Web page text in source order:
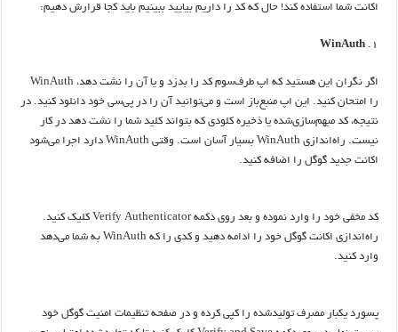
اکانت شما استفاده کند! حال که کد را داریم بیایید ببینیم باید کجا قرارش دهیم:
WinAuth
اگر نگران این هستید که اپ طرف‌سوم کد را بدزد و یا آن را نشت دهد، WinAuth
را امتحان کنید. این اپ منبع‌باز است و می‌توانید آن را در پی‌سی خود دانلود کنید. در
نتیجه، کد مبهم‌سازی‌شده‌ یا ذخیره کلودی که بتواند کلید شما را نشت دهد در کار
نیست. راه‌اندازی WinAuth بسیار آسان است. وقتی WinAuth دارد اجرا می‌شود
اکانت جدید گوگل را اضافه کنید.
کد مخفی خود را وارد نموده و بعد روی دکمه Verify Authenticator کلیک کنید.
راه‌اندازی اکانت گوگل خود را ادامه دهید و کدی را که WinAuth به شما می‌دهد
وارد کنید.
پسورد یکبار مصرف تولیدشده را کپی کرده و در صفحه تنظیمات امنیت گوگل خود